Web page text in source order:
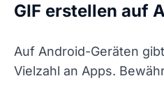
GIF erstellen auf
Auf Android-Geräten
Vielzahl an Apps.